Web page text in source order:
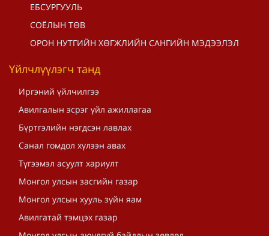
ЕБСУРГУУЛЬ
СОЁЛЫН ТӨВ
ОРОН НУТГИЙН ХӨГЖЛИЙН САНГИЙН МЭДЭЭЛЭЛ
Үйлчлүүлэгч танд
Иргэний үйлчилгээ
Авилгалын эсрэг үйл ажиллагаа
Бүртгэлийн нэгдсэн лавлах
Санал гомдол хүлээн авах
Түгээмэл асуулт хариулт
Монгол улсын засгийн газар
Монгол улсын хууль зүйн яам
Авилгатай тэмцэх газар